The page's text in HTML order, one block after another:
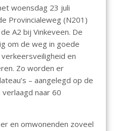
woensdag 23 juli
Provincialeweg (N201)
A2 bij Vinkeveen. De
om de weg in goede
en
Zo worden er
– aangelegd op de
naar 60
en omwonenden zoveel